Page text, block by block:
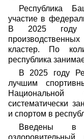
Республика
участие в
В 2025 году
кластер. По
республика
В 2025 году
лучшим
систематически
и спортом в
Введены в